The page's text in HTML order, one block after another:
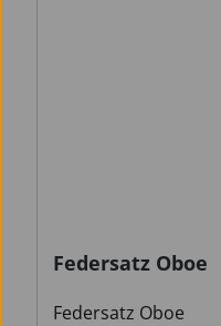
Federsatz Oboe
Federsatz Oboe